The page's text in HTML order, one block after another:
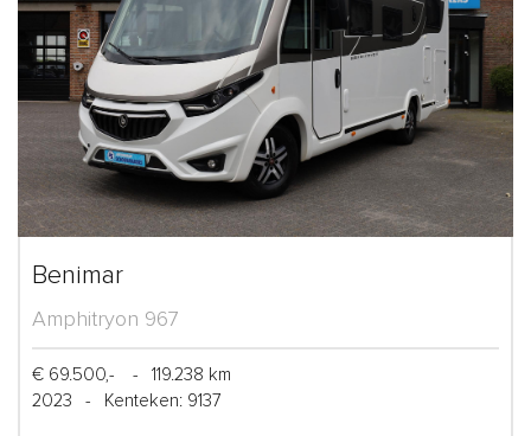
Benimar
Amphitryon 967
€ 69.500,- -
119.238 km
2023
- Kenteken: 9137